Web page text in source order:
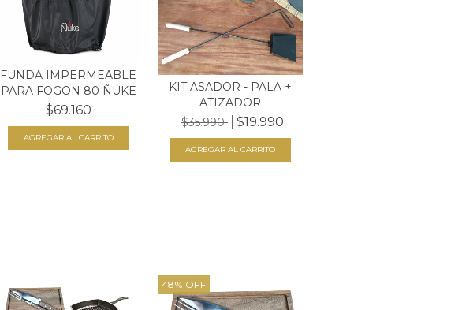
FUNDA IMPERMEABLE
PARA FOGON 80 ÑUKE
$69.160
KIT ASADOR - PALA +
ATIZADOR
$35.990
$19.990
48% OFF